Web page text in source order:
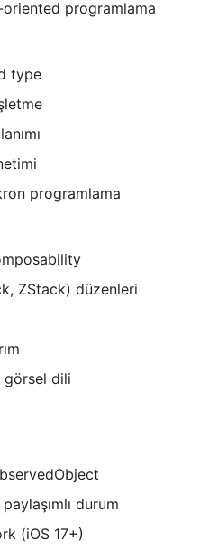
programlama
type
programlama
ZStack) düzenleri
görsel dili
durum
(iOS 17+)